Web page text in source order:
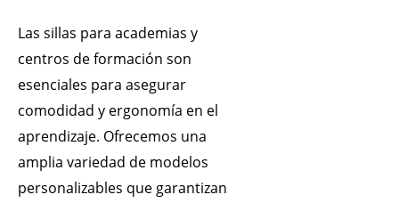
Las sillas para academias y
centros de formación son
esenciales para asegurar
comodidad y ergonomía en el
aprendizaje. Ofrecemos una
amplia variedad de modelos
personalizables que garantizan